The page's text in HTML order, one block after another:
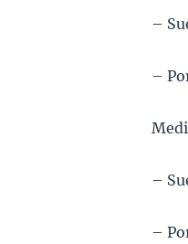
–
–
–
–